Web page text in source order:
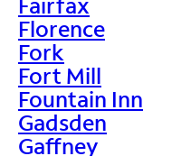
Florence
Fork
Fort Mill
Fountain Inn
Gadsden
Gaffney